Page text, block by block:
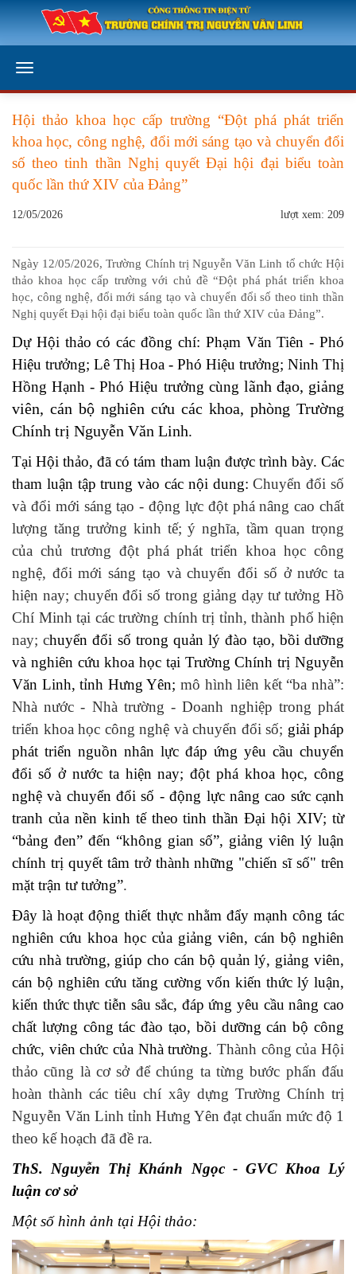
Hội thảo khoa học cấp trường “Đột phá phát triển
khoa học, công nghệ, đổi mới sáng tạo và chuyển đổi
số theo tinh thần Nghị quyết Đại hội đại biểu toàn
quốc lần thứ XIV của Đảng”
12/05/2026 lượt xem: 209
Ngày 12/05/2026, Trường Chính trị Nguyễn Văn Linh tổ chức Hội
thảo khoa học cấp trường với chủ đề “Đột phá phát triển khoa
học, công nghệ, đổi mới sáng tạo và chuyển đổi số theo tinh thần
Nghị quyết Đại hội đại biểu toàn quốc lần thứ XIV của Đảng”.
Dự Hội thảo có các đồng chí: Phạm Văn Tiên - Phó
Hiệu trưởng; Lê Thị Hoa - Phó Hiệu trưởng; Ninh Thị
Hồng Hạnh - Phó Hiệu trưởng cùng lãnh đạo, giảng
viên, cán bộ nghiên cứu các khoa, phòng Trường
Chính trị Nguyễn Văn Linh.
Tại Hội thảo, đã có tám tham luận được trình bày. Các
tham luận tập trung vào các nội dung:Chuyển đổi số
và đổi mới sáng tạo - động lực đột phá nâng cao chất
lượng tăng trưởng kinh tế; ý nghĩa, tầm quan trọng
của chủ trương đột phá phát triển khoa học công
nghệ, đổi mới sáng tạo và chuyển đổi số ở nước ta
hiện nay; chuyển đổi số trong giảng dạy tư tưởng Hồ
Chí Minh tại các trường chính trị tỉnh, thành phố hiện
nay; chuyển đổi số trong quản lý đào tạo, bồi dưỡng
và nghiên cứu khoa học tại Trường Chính trị Nguyễn
Văn Linh, tỉnh Hưng Yên; mô hình liên kết “ba nhà”:
Nhà nước - Nhà trường - Doanh nghiệp trong phát
triển khoa học công nghệ và chuyển đổi số; giải pháp
phát triển nguồn nhân lực đáp ứng yêu cầu chuyển
đổi số ở nước ta hiện nay; đột phá khoa học, công
nghệ và chuyển đổi số - động lực nâng cao sức cạnh
tranh của nền kinh tế theo tinh thần Đại hội XIV; từ
“bảng đen” đến “không gian số”, giảng viên lý luận
chính trị quyết tâm trở thành những "chiến sĩ số" trên
mặt trận tư tưởng”.
Đây là hoạt động thiết thực nhằm đẩy mạnh công tác
nghiên cứu khoa học của giảng viên, cán bộ nghiên
cứu nhà trường, giúp cho cán bộ quản lý, giảng viên,
cán bộ nghiên cứu tăng cường vốn kiến thức lý luận,
kiến thức thực tiễn sâu sắc, đáp ứng yêu cầu nâng cao
chất lượng công tác đào tạo, bồi dưỡng cán bộ công
chức, viên chức của Nhà trường. Thành công của Hội
thảo cũng là cơ sở để chúng ta từng bước phấn đấu
hoàn thành các tiêu chí xây dựng Trường Chính trị
Nguyễn Văn Linh tỉnh Hưng Yên đạt chuẩn mức độ 1
theo kế hoạch đã đề ra.
ThS. Nguyễn Thị Khánh Ngọc - GVC Khoa Lý
luận cơ sở
Một số hình ảnh tại Hội thảo: